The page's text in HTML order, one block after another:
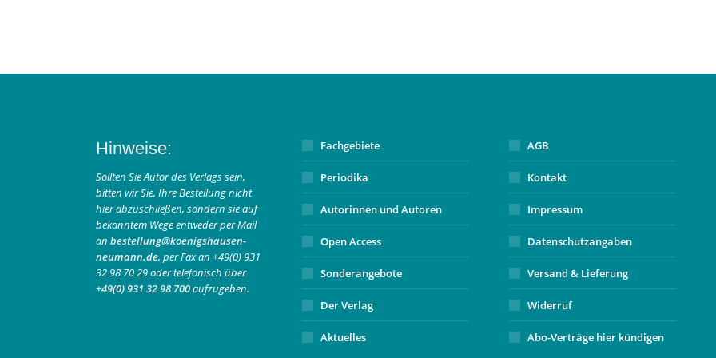
Hinweise:
Sollten Sie Autor des Verlags sein,
bitten wir Sie, Ihre Bestellung nicht
hier abzuschließen, sondern sie auf
bekanntem Wege entweder per Mail
an bestellung@koenigshausen-
neumann.de, per Fax an +49(0) 931
32 98 70 29 oder telefonisch über
+49(0) 931 32 98 700aufzugeben.
Fachgebiete
Periodika
Autorinnen und Autoren
Open Access
Sonderangebote
Der Verlag
Aktuelles
AGB
Kontakt
Impressum
Datenschutzangaben
Versand & Lieferung
Widerruf
Abo-Verträge hier kündigen